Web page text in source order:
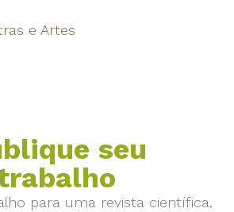
e Artes
seu
para uma revista científica.